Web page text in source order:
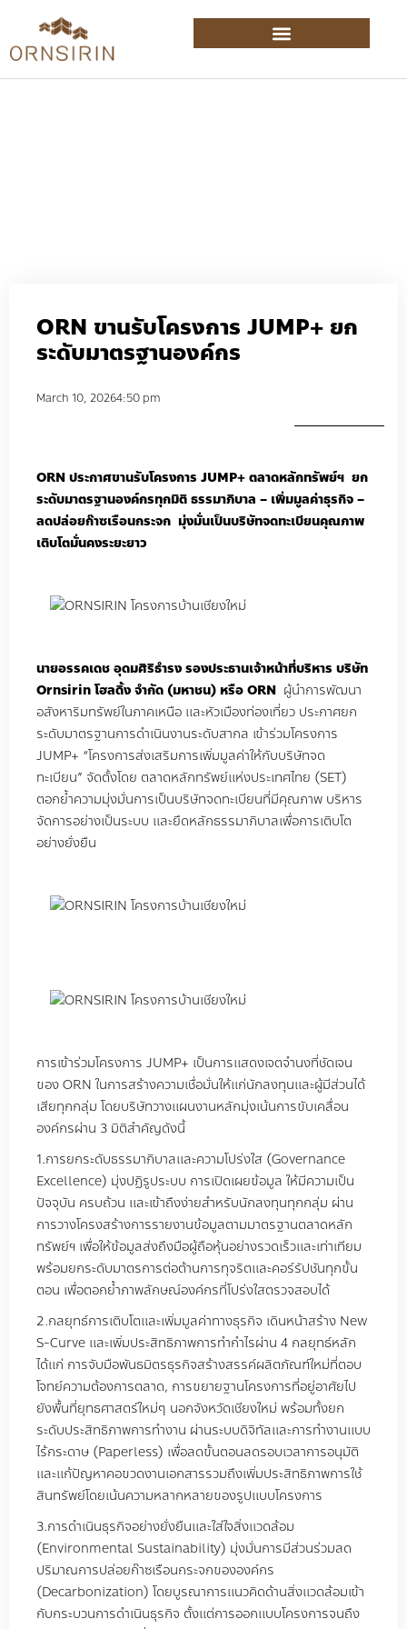
ORN ขานรับโครงการ JUMP+ ยก
ระดับมาตรฐานองค์กร
March 10, 20264:50 pm
ORNประกาศขานรับโครงการ JUMP+ตลาดหลักทรัพย์ฯ ยก
ระดับมาตรฐานองค์กรทุกมิติธรรมาภิบาล – เพิ่มมูลค่าธุรกิจ–
ลดปล่อยก๊าซเรือนกระจก มุ่งมั่นเป็นบริษัทจดทะเบียนคุณภาพ
เติบโตมั่นคงระยะยาว
นายอรรคเดชอุดมศิริธำรงรองประธานเจ้าหน้าที่บริหาร บริษัท
Ornsirinโฮลดิ้งจํากัด(มหาชน)หรือORN ผู้นำการพัฒนา
อสังหาริมทรัพย์ในภาคเหนือ และหัวเมืองท่องเที่ยว ประกาศยก
ระดับมาตรฐานการดำเนินงานระดับสากล เข้าร่วมโครงการ
JUMP+ “โครงการส่งเสริมการเพิ่มมูลค่าให้กับบริษัทจด
ทะเบียน” จัดตั้งโดย ตลาดหลักทรัพย์แห่งประเทศไทย (SET)
ตอกย้ำความมุ่งมั่นการเป็นบริษัทจดทะเบียนที่มีคุณภาพ บริหาร
จัดการอย่างเป็นระบบ และยึดหลักธรรมาภิบาลเพื่อการเติบโต
อย่างยั่งยืน
การเข้าร่วมโครงการ JUMP+ เป็นการแสดงเจตจำนงที่ชัดเจน
ของORN ในการสร้างความเชื่อมั่นให้แก่นักลงทุนและผู้มีส่วนได้
เสียทุกกลุ่ม โดยบริษัทวางแผนงานหลักมุ่งเน้นการขับเคลื่อน
องค์กรผ่าน 3 มิติสำคัญดังนี้
1.การยกระดับธรรมาภิบาลและความโปร่งใส (Governance
Excellence) มุ่งปฏิรูประบบ การเปิดเผยข้อมูล ให้มีความเป็น
ปัจจุบัน ครบถ้วน และเข้าถึงง่ายสำหรับนักลงทุนทุกกลุ่ม ผ่าน
การวางโครงสร้างการรายงานข้อมูลตามมาตรฐานตลาดหลัก
ทรัพย์ฯ เพื่อให้ข้อมูลส่งถึงมือผู้ถือหุ้นอย่างรวดเร็วและเท่าเทียม
พร้อมยกระดับมาตรการต่อต้านการทุจริตและคอร์รัปชันทุกขั้น
ตอน เพื่อตอกย้ำภาพลักษณ์องค์กรที่โปร่งใสตรวจสอบได้
2.กลยุทธ์การเติบโตและเพิ่มมูลค่าทางธุรกิจ เดินหน้าสร้าง New
S-Curve และเพิ่มประสิทธิภาพการทำกำไรผ่าน 4 กลยุทธ์หลัก
ได้แก่ การจับมือพันธมิตรธุรกิจสร้างสรรค์ผลิตภัณฑ์ใหม่ที่ตอบ
โจทย์ความต้องการตลาด, การขยายฐานโครงการที่อยู่อาศัยไป
ยังพื้นที่ยุทธศาสตร์ใหม่ๆ นอกจังหวัดเชียงใหม่ พร้อมทั้งยก
ระดับประสิทธิภาพการทำงาน ผ่านระบบดิจิทัลและการทำงานแบบ
ไร้กระดาษ (Paperless) เพื่อลดขั้นตอนลดรอบเวลาการอนุมัติ
และแก้ปัญหาคอขวดงานเอกสารรวมถึงเพิ่มประสิทธิภาพการใช้
สินทรัพย์โดยเน้นความหลากหลายของรูปแบบโครงการ
3.การดำเนินธุรกิจอย่างยั่งยืนและใส่ใจสิ่งแวดล้อม
(Environmental Sustainability) มุ่งมั่นการมีส่วนร่วมลด
ปริมาณการปล่อยก๊าซเรือนกระจกขององค์กร
(Decarbonization) โดยบูรณาการแนวคิดด้านสิ่งแวดล้อมเข้า
กับกระบวนการดำเนินธุรกิจ ตั้งแต่การออกแบบโครงการจนถึง